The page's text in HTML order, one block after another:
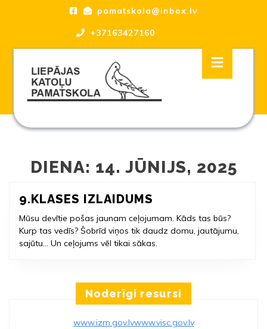
pamatskola@inbox.lv
+37163427160
Open
DIENA: 14. JŪNIJS, 2025
9.KLASES IZLAIDUMS
IZLAIDUMS
Mūsu devītie pošas jaunam ceļojumam. Kāds tas būs?
Kurp tas vedīs? Šobrīd viņos tik daudz domu, jautājumu,
sajūtu… Un ceļojums vēl tikai sākas.
Noderīgi resursi
www.izm.gov.lvwww.visc.gov.lv